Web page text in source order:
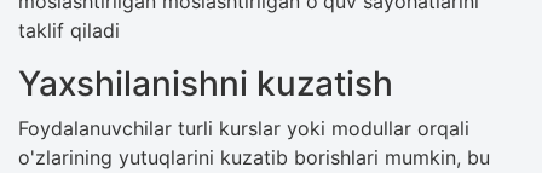
taklif qiladi
Yaxshilanishni kuzatish
Foydalanuvchilar turli kurslar yoki modullar orqali
o'zlarining yutuqlarini kuzatib borishlari mumkin, bu